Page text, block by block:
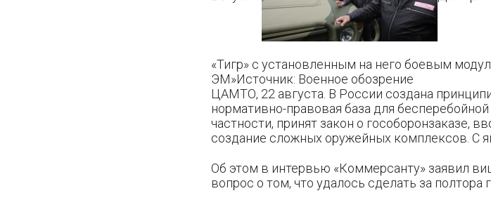
«Тигр» с установленным на него боевым
ЭМ»Источник: Военное обозрение
ЦАМТО, 22 августа. В России создана
нормативно-правовая база для
частности, принят закон о гособоронзаказе,
создание сложных оружейных комплексов. С
Об этом в интервью «Коммерсанту» заявил
вопрос о том, что удалось сделать за полтора